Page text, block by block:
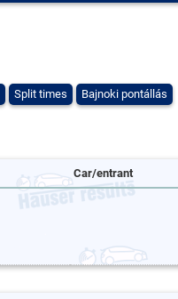
Split times Bajnoki pontállás
Car/entrant